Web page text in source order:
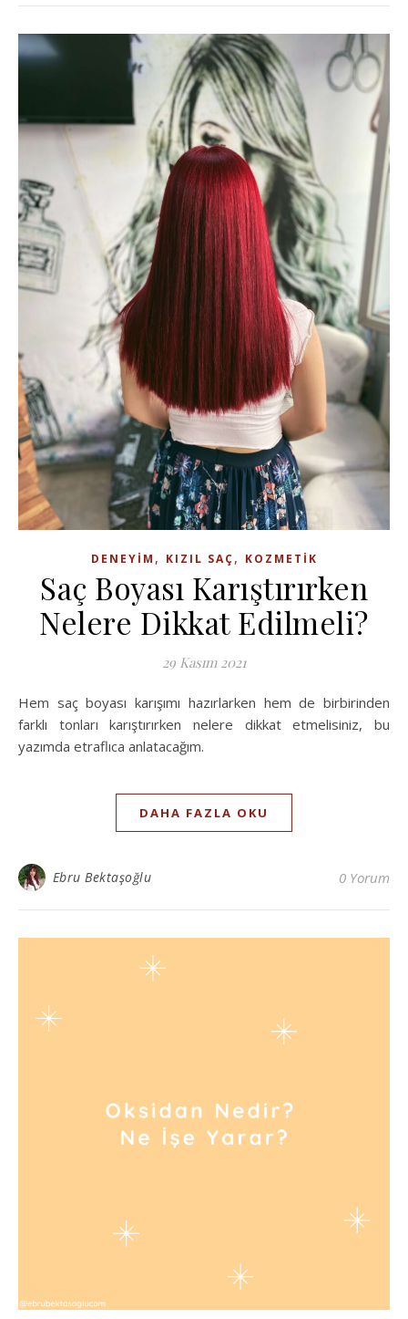
DENEYIM , KIZIL SAÇ, KOZMETIK
Saç Boyası Karıştırırken
Nelere Dikkat Edilmeli?
29 Kasım 2021
Hem saç boyası karışımı hazırlarken hem de birbirinden
farklı tonları karıştırırken nelere dikkat etmelisiniz, bu
yazımda etraflıca anlatacağım.
DAHA FAZLA OKU
Ebru Bektaşoğlu 0 Yorum